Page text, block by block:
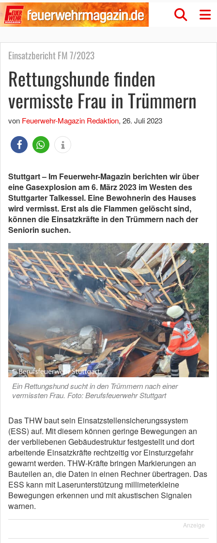
Einsatzbericht FM 7/2023
Rettungshunde finden
vermisste Frau in Trümmern
von Feuerwehr-Magazin Redaktion, 26. Juli 2023
Stuttgart – Im Feuerwehr-Magazin berichten wir über
eine Gasexplosion am 6. März 2023 im Westen des
Stuttgarter Talkessel. Eine Bewohnerin des Hauses
wird vermisst. Erst als die Flammen gelöscht sind,
können die Einsatzkräfte in den Trümmern nach der
Seniorin suchen.
Ein Rettungshund sucht in den Trümmern nach einer
vermissten Frau. Foto: Berufsfeuerwehr Stuttgart
Das THW baut sein Einsatzstellensicherungssystem
(ESS) auf. Mit diesem können geringe Bewegungen an
der verbliebenen Gebäudestruktur festgestellt und dort
arbeitende Einsatzkräfte rechtzeitig vor Einsturzgefahr
gewarnt werden. THW-Kräfte bringen Markierungen an
Bauteilen an, die Daten in einen Rechner übertragen. Das
ESS kann mit Laserunterstützung millimeterkleine
Bewegungen erkennen und mit akustischen Signalen
warnen.
Anzeige